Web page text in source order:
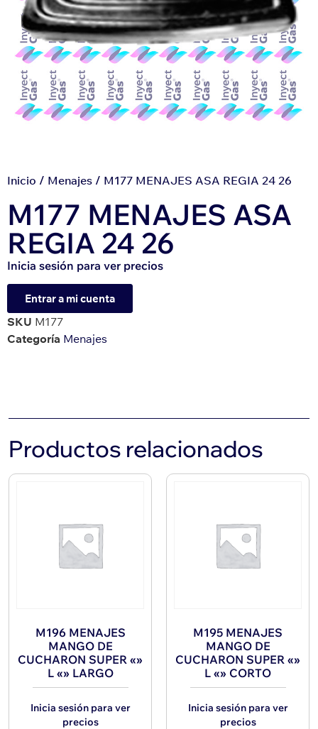
Inicio / Menajes / M177 MENAJES ASA REGIA 24 26
M177 MENAJES ASA
REGIA 24 26
Inicia sesión para ver precios
Entrar a mi cuenta
SKU M177
Categoría Menajes
Productos relacionados
M196 MENAJES
MANGO DE
CUCHARON SUPER «»
L «» LARGO
Inicia sesión para ver
precios
M195 MENAJES
MANGO DE
CUCHARON SUPER «»
L «» CORTO
Inicia sesión para ver
precios